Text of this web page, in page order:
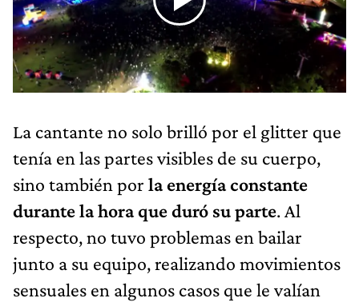
La cantante no solo brilló por el glitter que
tenía en las partes visibles de su cuerpo,
sino también por la energía constante
durante la hora que duró su parte. Al
respecto, no tuvo problemas en bailar
junto a su equipo, realizando movimientos
sensuales en algunos casos que le valían